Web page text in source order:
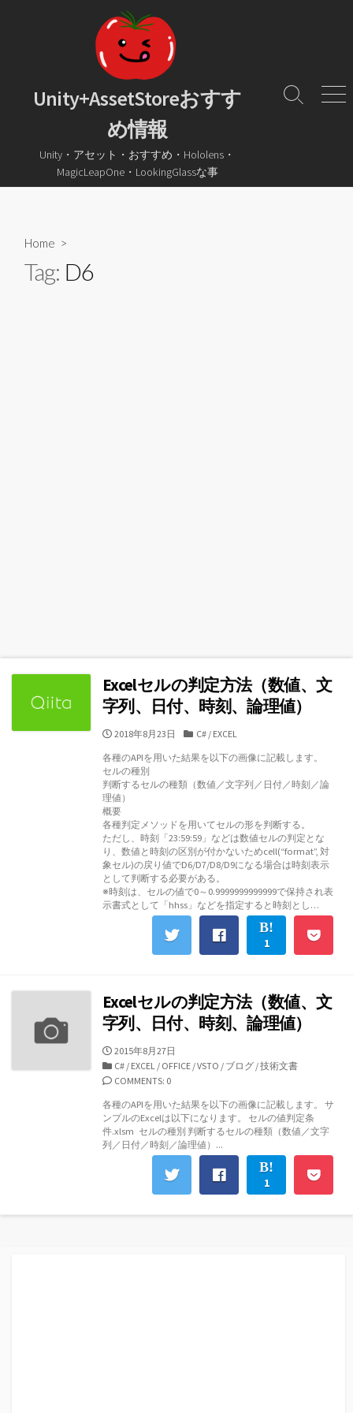
プ
Unity+AssetStoreおすす
め情報
Unity・アセット・おすすめ・Hololens・
MagicLeapOne・LookingGlassな事
検
メ
Home >
Tag: D6
Excelセルの判定方法（数値、文
字列、日付、時刻、論理値）
公
日
2018年8月23日
カ
ゴ
リ
ー
C#/ EXCEL
各種のAPIを用いた結果を以下の画像に記載します。
セルの種別
判断するセルの種類（数値／文字列／日付／時刻／論
理値）
概要
各種判定メソッドを用いてセルの形を判断する。
ただし、時刻「23:59:59」などは数値セルの判定とな
り、数値と時刻の区別が付かないためcell(“format”, 対
象セル)の戻り値でD6/D7/D8/D9になる場合は時刻表示
として判断する必要がある。
※時刻は、セルの値で0～0.9999999999999で保持され表
示書式として「hhss」などを指定すると時刻とし…
1
Excelセルの判定方法（数値、文
字列、日付、時刻、論理値）
公
開
日
2015年8月27日
カ
テ
リ
ー
C# / EXCEL / OFFICE /VSTO / ブログ /技術文書
COMMENTS: 0
各種のAPIを用いた結果を以下の画像に記載します。 サ
ンプルのExcelは以下になります。 セルの値判定条
件.xlsm セルの種別 判断するセルの種類（数値／文字
列／日付／時刻／論理値）...
1